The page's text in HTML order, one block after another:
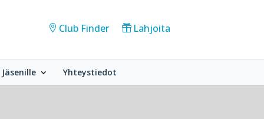
Club Finder Lahjoita
Jäsenille Yhteystiedot